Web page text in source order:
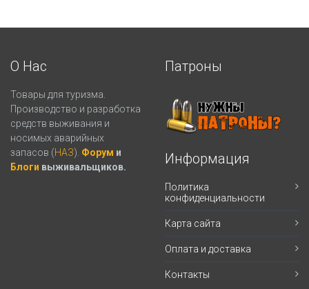
О Нас
Товары для туризма.
Производство и разработка
средств выживания и
носимых аварийных
запасов (НАЗ). Форум и
Блоги выживальщиков.
Патроны
Информация
Политика
конфиденциальности
Карта сайта
Оплата и доставка
Контакты